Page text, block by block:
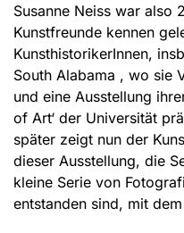
Susanne Neiss war also
Kunstfreunde kennen
KunsthistorikerInnen,
South Alabama , wo sie
und eine Ausstellung
of Art‘ der Universität
später zeigt nun der
dieser Ausstellung, die
kleine Serie von
entstanden sind, mit